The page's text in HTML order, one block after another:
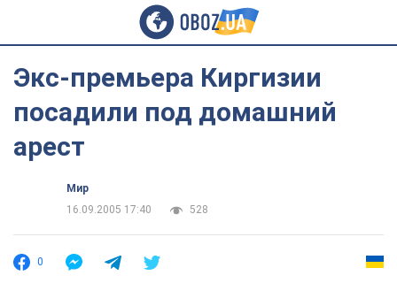
Экс-премьера Киргизии
посадили под домашний
арест
Мир
16.09.2005 17:40
528
0